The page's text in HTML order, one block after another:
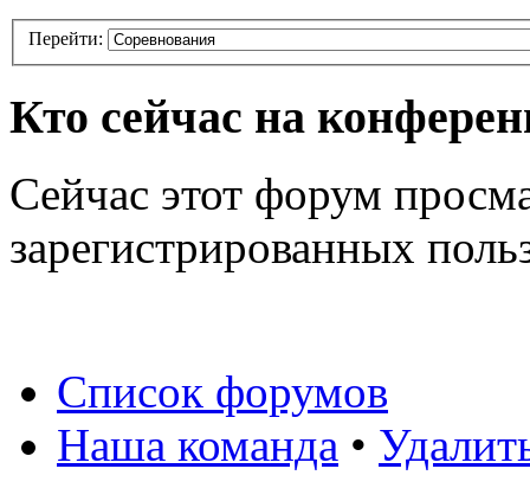
Перейти:
Кто сейчас на
Сейчас этот форум
зарегистрированных
Список форумов
Наша команда •